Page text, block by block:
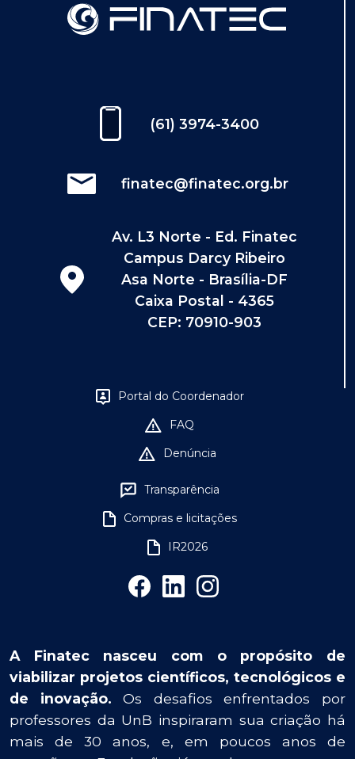
(61) 3974-3400
finatec@finatec.org.br
Av. L3 Norte - Ed. Finatec
Campus Darcy Ribeiro
Asa Norte - Brasília-DF
Caixa Postal - 4365
CEP: 70910-903
Portal do Coordenador
FAQ
Denúncia
Transparência
Compras e licitações
IR2026
A Finatec nasceu com o propósito de
viabilizar projetos científicos, tecnológicos e
de inovação. Os desafios enfrentados por
professores da UnB inspiraram sua criação há
mais de 30 anos, e, em poucos anos de